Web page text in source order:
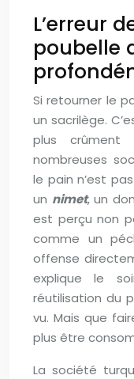
L’erreur
poubelle
Si retourner le
un sacrilège.
plus
nombreuses
le pain n’est
un nimet, un
est perçu non
comme un
offense
explique le
réutilisation du
vu. Mais que
plus être
La société